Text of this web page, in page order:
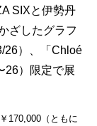
SIXと伊勢丹
ざしたグラフ
26）、「Chloé
26）限定で展
170,000（ともに